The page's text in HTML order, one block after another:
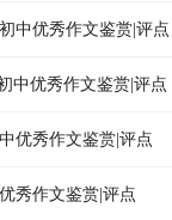
中优秀作文鉴赏|评点
中优秀作文鉴赏|评点
优秀作文鉴赏|评点
秀作文鉴赏|评点